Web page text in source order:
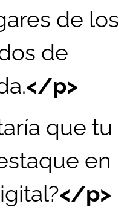
de los
de
</p>
que tu
en
</p>